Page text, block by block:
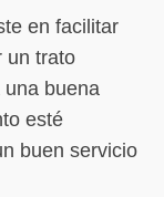
en facilitar
un trato
una buena
esté
buen servicio